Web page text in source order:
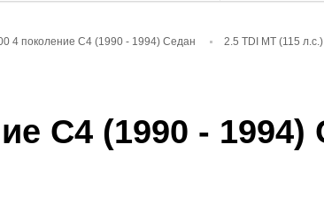
4 поколение C4 (1990 - 1994) Седан 2.5 TDI MT (115 л.с.)
C4 (1990 - 1994)